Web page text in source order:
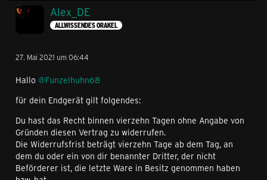
Alex_DE
ALLWISSENDES ORAKEL
27. Mai 2021 um 06:44
Hallo @Funzelhuhn68
für dein Endgerät gilt folgendes:
Du hast das Recht binnen vierzehn Tagen ohne Angabe von
Gründen diesen Vertrag zu widerrufen.
Die Widerrufsfrist beträgt vierzehn Tage ab dem Tag, an
dem du oder ein von dir benannter Dritter, der nicht
Beförderer ist, die letzte Ware in Besitz genommen haben